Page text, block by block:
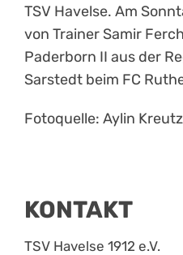
TSV Havelse. Am
von Trainer Samir
Paderborn II aus der
Sarstedt beim FC
Fotoquelle: Aylin
KONTAKT
TSV Havelse 1912 e.V.